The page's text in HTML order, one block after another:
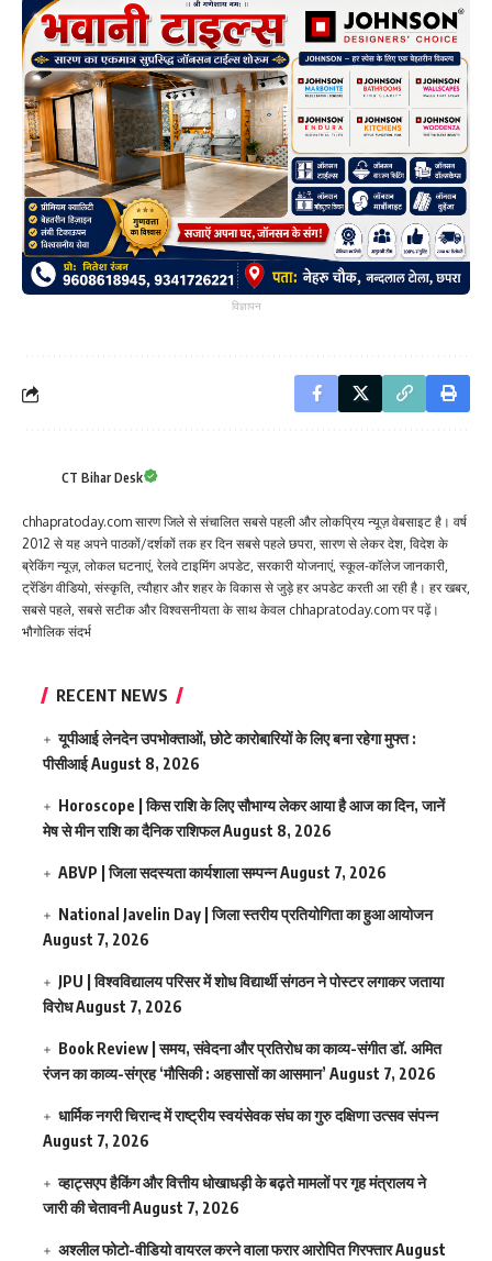
विज्ञापन
CT Bihar Desk
chhapratoday.com सारण जिले से संचालित सबसे पहली और लोकप्रिय न्यूज़ वेबसाइट है। वर्ष
2012 से यह अपने पाठकों/दर्शकों तक हर दिन सबसे पहले छपरा, सारण से लेकर देश, विदेश के
ब्रेकिंग न्यूज़, लोकल घटनाएं, रेलवे टाइमिंग अपडेट, सरकारी योजनाएं, स्कूल-कॉलेज जानकारी,
ट्रेंडिंग वीडियो, संस्कृति, त्यौहार और शहर के विकास से जुड़े हर अपडेट करती आ रही है। हर खबर,
सबसे पहले, सबसे सटीक और विश्वसनीयता के साथ केवल chhapratoday.com पर पढ़ें।
भौगोलिक संदर्भ
RECENT NEWS
यूपीआई लेनदेन उपभोक्ताओं, छोटे कारोबारियों के लिए बना रहेगा मुफ्त :
पीसीआईAugust 8, 2026
Horoscope | किस राशि के लिए सौभाग्य लेकर आया है आज का दिन, जानें
मेष से मीन राशि का दैनिक राशिफलAugust 8, 2026
ABVP | जिला सदस्यता कार्यशाला सम्पन्नAugust 7, 2026
National Javelin Day | जिला स्तरीय प्रतियोगिता का हुआ आयोजन
August 7, 2026
JPU | विश्वविद्यालय परिसर में शोध विद्यार्थी संगठन ने पोस्टर लगाकर जताया
विरोधAugust 7, 2026
Book Review | समय, संवेदना और प्रतिरोध का काव्य-संगीत डॉ. अमित
रंजन का काव्य-संग्रह ‘मौसिकी : अहसासों का आसमान’ August 7, 2026
धार्मिक नगरी चिरान्द में राष्ट्रीय स्वयंसेवक संघ का गुरु दक्षिणा उत्सव संपन्न
August 7, 2026
व्हाट्सएप हैकिंग और वित्तीय धोखाधड़ी के बढ़ते मामलों पर गृह मंत्रालय ने
जारी की चेतावनीAugust 7, 2026
अश्लील फोटो-वीडियो वायरल करने वाला फरार आरोपित गिरफ्तारAugust